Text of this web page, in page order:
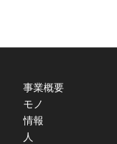
事業概要
モノ
情報
人